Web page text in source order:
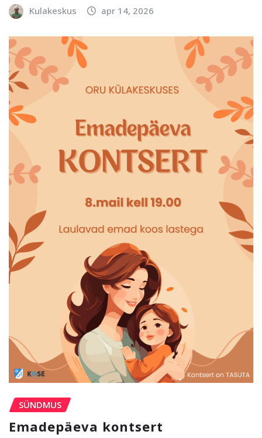
Kulakeskus apr 14, 2026
SÜNDMUS
Emadepäeva kontsert